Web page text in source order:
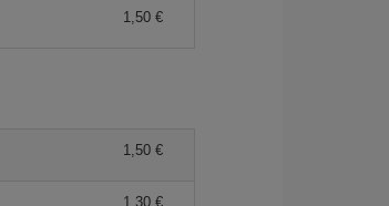
1,50 €
1,50 €
1,30 €